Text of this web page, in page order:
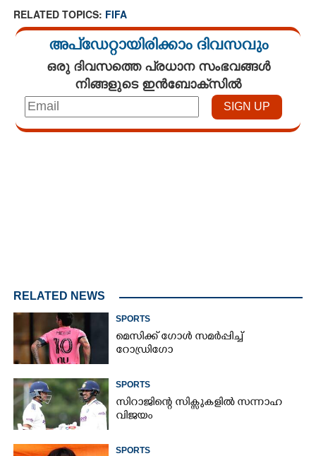
RELATED TOPICS: FIFA
അപ്ഡേറ്റായിരിക്കാം ദിവസവും
ഒരു ദിവസത്തെ പ്രധാന സംഭവങ്ങൾ
നിങ്ങളുടെ ഇൻബോക്സിൽ
RELATED NEWS
SPORTS
മെസിക്ക് ഗോൾ സമർപ്പിച്ച്
റോഡ്രിഗോ
SPORTS
സിറാജിന്റെ സിക്സുകളിൽ സന്നാഹ
വിജയം
SPORTS